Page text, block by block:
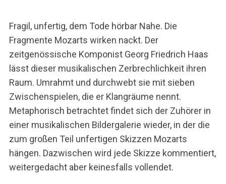
Fragil, unfertig, dem Tode hörbar Nahe. Die
Fragmente Mozarts wirken nackt. Der
zeitgenössische Komponist Georg Friedrich Haas
lässt dieser musikalischen Zerbrechlichkeit ihren
Raum. Umrahmt und durchwebt sie mit sieben
Zwischenspielen, die er Klangräume nennt.
Metaphorisch betrachtet findet sich der Zuhörer in
einer musikalischen Bildergalerie wieder, in der die
zum großen Teil unfertigen Skizzen Mozarts
hängen. Dazwischen wird jede Skizze kommentiert,
weitergedacht aber keinesfalls vollendet.